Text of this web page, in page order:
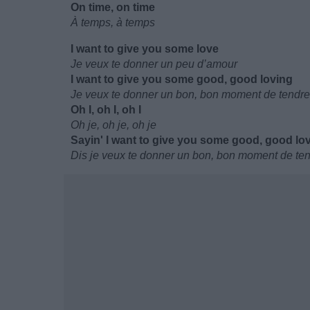
On time, on time
À temps, à temps
I want to give you some love
Je veux te donner un peu d’amour
I want to give you some good, good loving
Je veux te donner un bon, bon moment de
Oh I, oh I, oh I
Oh je, oh je, oh je
Sayin' I want to give you some good, good
Dis je veux te donner un bon, bon moment de